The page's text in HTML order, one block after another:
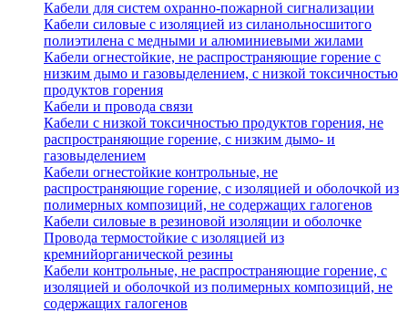
Кабели для систем охранно-пожарной сигнализации
Кабели силовые с изоляцией из силанольносшитого
полиэтилена с медными и алюминиевыми жилами
Кабели огнестойкие, не распространяющие горение с
низким дымо и газовыделением, с низкой токсичностью
продуктов горения
Кабели и провода связи
Кабели с низкой токсичностью продуктов горения, не
распространяющие горение, с низким дымо- и
газовыделением
Кабели огнестойкие контрольные, не
распространяющие горение, с изоляцией и оболочкой из
полимерных композиций, не содержащих галогенов
Кабели силовые в резиновой изоляции и оболочке
Провода термостойкие с изоляцией из
кремнийорганической резины
Кабели контрольные, не распространяющие горение, с
изоляцией и оболочкой из полимерных композиций, не
содержащих галогенов